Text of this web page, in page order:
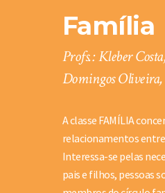
Família
Profs.: Kleber
Domingos
A classe FAMÍLIA
relacionamentos entre
Interessa-se pelas
pais e filhos, pessoas